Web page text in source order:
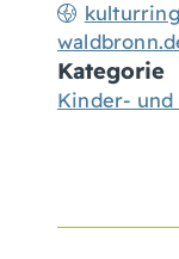
Kategorie
Kinder-